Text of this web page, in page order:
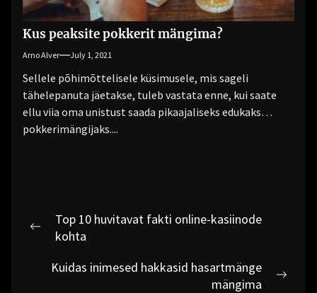
Kus peaksite pokkerit mängima?
Arno Alver July 1, 2021
Sellele põhimõttelisele küsimusele, mis sageli
tähelepanuta jäetakse, tuleb vastata enne, kui saate
ellu viia oma unistust saada pikaajaliseks edukaks
pokkerimängijaks....
Post
navigation
Previous
Top 10 huvitavat fakti online-kasiinode
kohta
Kuidas inimesed hakkasid hasartmänge
mängima